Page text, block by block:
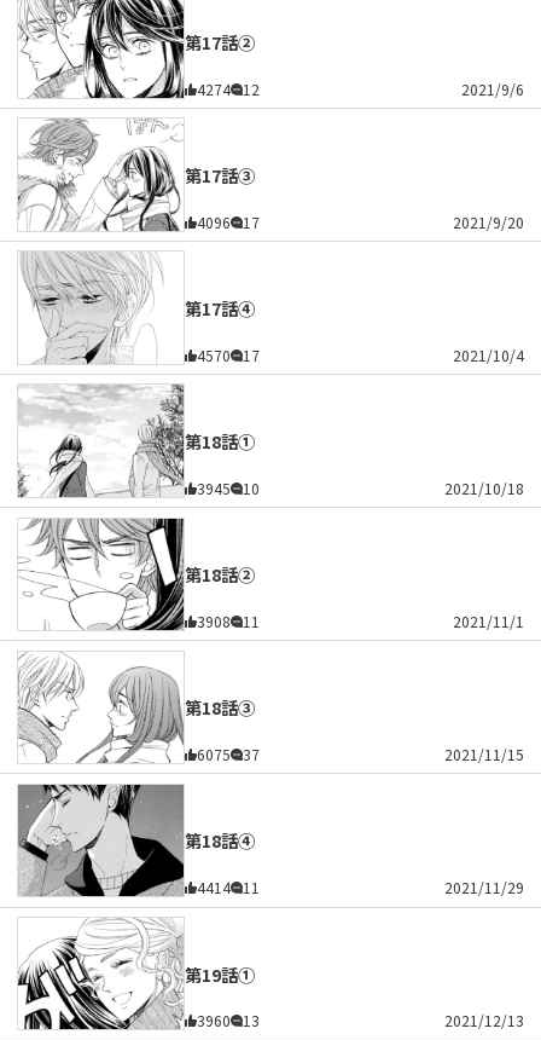
第17話②
4274 12 2021/9/6
第17話③
4096 17 2021/9/20
第17話④
4570 17 2021/10/4
第18話①
3945 10 2021/10/18
第18話②
3908 11 2021/11/1
第18話③
6075 37 2021/11/15
第18話④
4414 11 2021/11/29
第19話①
3960 13 2021/12/13